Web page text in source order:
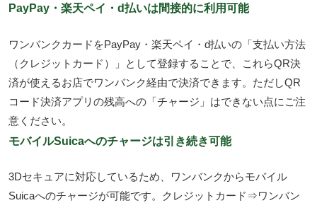
PayPay・楽天ペイ・d払いは間接的に利用可能
ワンバンクカードをPayPay・楽天ペイ・d払いの「支払い方法
（クレジットカード）」として登録することで、これらQR決
済が使えるお店でワンバンク経由で決済できます。ただしQR
コード決済アプリの残高への「チャージ」はできない点にご注
意ください。
モバイルSuicaへのチャージは引き続き可能
3Dセキュアに対応しているため、ワンバンクからモバイル
Suicaへのチャージが可能です。クレジットカード⇒ワンバン